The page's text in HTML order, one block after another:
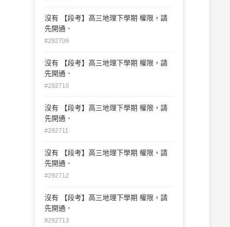
沒有 【段考】高三地理下學期 權限，請
先開通．
#292709
沒有 【段考】高三地理下學期 權限，請
先開通．
#292710
沒有 【段考】高三地理下學期 權限，請
先開通．
#292711
沒有 【段考】高三地理下學期 權限，請
先開通．
#292712
沒有 【段考】高三地理下學期 權限，請
先開通．
#292713